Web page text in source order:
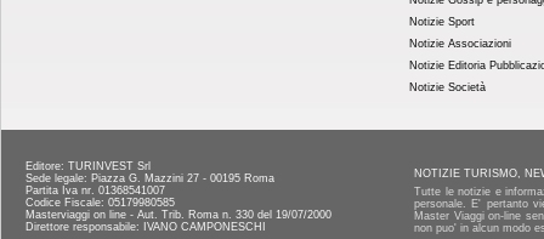
Notizie Sport
Notizie Associazioni
Notizie Editoria
Notizie Società
Editore: TURINVEST Srl
Sede legale: Piazza G. Mazzini 27 - 00195 Roma
Partita Iva nr. 01368541007
Codice Fiscale: 05179980585
Masterviaggi on line - Aut. Trib. Roma n. 330 del 19/07/2000
Direttore responsabile: IVANO CAMPONESCHI
NOTIZIE TURISMO,
Tutte le notizie e
personale. E' pertanto
Master Viaggi on-line
non puo' in alcun modo